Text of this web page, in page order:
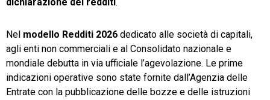
dichiarazione dei redditi .
Nel modello Redditi 2026 dedicato alle società di capitali,
agli enti non commerciali e al Consolidato nazionale e
mondiale debutta in via ufficiale l’agevolazione. Le prime
indicazioni operative sono state fornite dall’Agenzia delle
Entrate con la pubblicazione delle bozze e delle istruzioni